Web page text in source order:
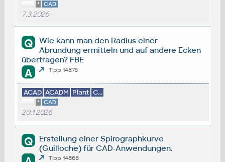
* CAD
7.3.2026
Q
Wie kann man den Radius einer
Abrundung ermitteln und auf andere Ecken
übertragen? FBE
A Tipp 14876
ACAD ACADM Plant C...
* CAD
20.1.2026
Q
Erstellung einer Spirographkurve
(Guilloche) für CAD-Anwendungen.
Tipp 14866